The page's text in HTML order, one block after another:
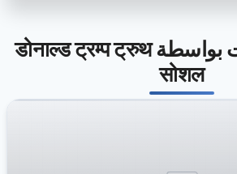
أحدث المقالات بواسطة डोनाल्ड ट्रम्प ट्रुथ
सोशल